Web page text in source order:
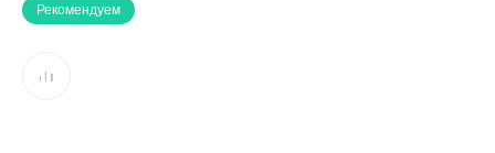
Рекомендуем